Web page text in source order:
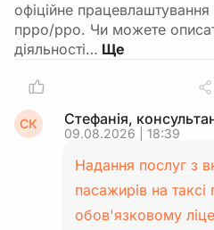
офіційне працевлаштування
прро/рро. Чи можете
діяльності…
СК Стефанія,
09.08.2026 | 18:39
Надання послуг з
пасажирів на таксі
обов'язковому